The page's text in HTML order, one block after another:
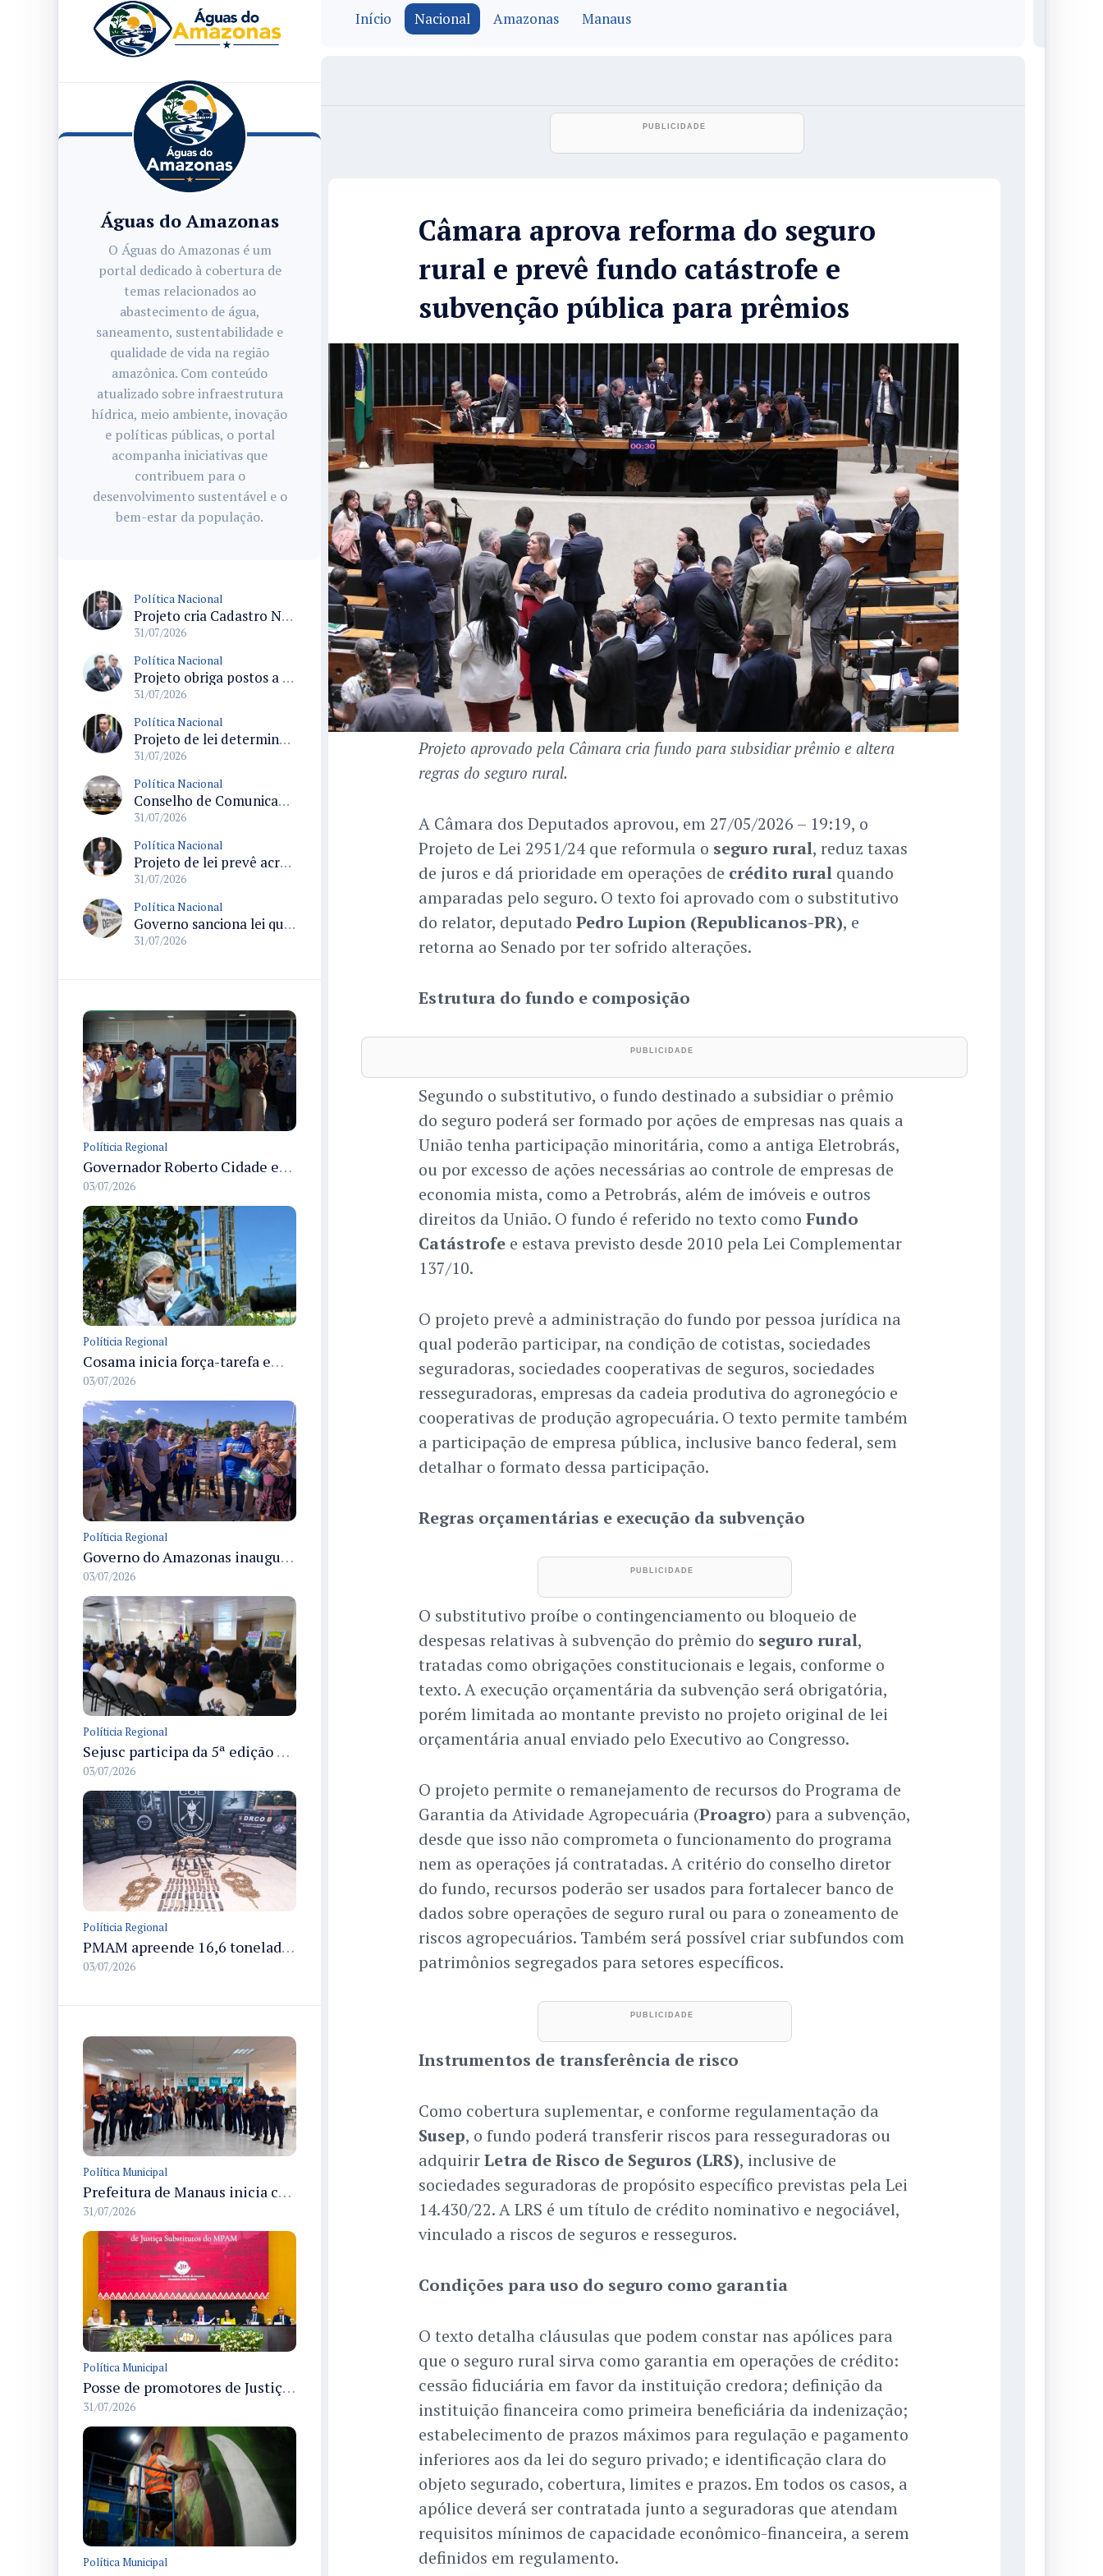
Águas do Amazonas
O Águas do Amazonas é um
portal dedicado à cobertura de
temas relacionados ao
abastecimento de água,
saneamento, sustentabilidade e
qualidade de vida na região
amazônica. Com conteúdo
atualizado sobre infraestrutura
hídrica, meio ambiente, inovação
e políticas públicas, o portal
acompanha iniciativas que
contribuem para o
desenvolvimento sustentável e o
bem-estar da população.
Política Nacional
Projeto cria Cadastro Nacional de Doenças Raras e regras para dispensação de medicamentos pelo SUS
31/07/2026
Política Nacional
Projeto obriga postos a detalhar a composição do preço dos combustíveis em documentos fiscais
31/07/2026
Política Nacional
Projeto de lei determina prioridade na investigação de crimes sexuais contra crianças e adolescentes com prazos máximos
31/07/2026
Política Nacional
Conselho de Comunicação Social realiza duas reuniões no Senado sobre marco legal da inteligência artificial e regulação de plataformas digitais
31/07/2026
Política Nacional
Projeto de lei prevê acréscimo de 10% na Bolsa-Atleta para quem comprovar matrícula e frequência escolar
31/07/2026
Política Nacional
Governo sanciona lei que destina parte da arrecadação de bets ao Funapol e amplia uso para saúde na Polícia Federal
31/07/2026
Políticia Regional
Governador Roberto Cidade entrega readequação do ambulatório da FCecon e amplia capacidade de atendimento oncológico em Manaus
03/07/2026
Políticia Regional
Cosama inicia força-tarefa em Anamã para fortalecer abastecimento de água e segurança hídrica da população
03/07/2026
Políticia Regional
Governo do Amazonas inaugura primeiro Castramóvel Fluvial para atendimento veterinário às comunidades ribeirinhas e castração gratuita
03/07/2026
Políticia Regional
Sejusc participa da 5ª edição do Caminhos Literários com foco na cultura hip-hop nas unidades socioeducativas
03/07/2026
Políticia Regional
PMAM apreende 16,6 toneladas de entorpecentes e registra aumento nas prisões em flagrante e nas capturas de foragidos no primeiro semestre de 2026
03/07/2026
Política Municipal
Prefeitura de Manaus inicia calendário técnico-operacional do SouManaus Passo a Paço 2026 com foco na logística
31/07/2026
Política Municipal
Posse de promotores de Justiça em Manaus nomeia cinco novos membros do MP-AM e marca a primeira mulher trans no cargo
31/07/2026
Política Municipal
Início Nacional Amazonas Manaus
Câmara aprova reforma do seguro
rural e prevê fundo catástrofe e
subvenção pública para prêmios
Projeto aprovado pela Câmara cria fundo para subsidiar prêmio e altera
regras do seguro rural.
A Câmara dos Deputados aprovou, em 27/05/2026 – 19:19, o
Projeto de Lei 2951/24 que reformula o seguro rural, reduz taxas
de juros e dá prioridade em operações de crédito ruralquando
amparadas pelo seguro. O texto foi aprovado com o substitutivo
do relator, deputado Pedro Lupion (Republicanos-PR), e
retorna ao Senado por ter sofrido alterações.
Estrutura do fundo e composição
Segundo o substitutivo, o fundo destinado a subsidiar o prêmio
do seguro poderá ser formado por ações de empresas nas quais a
União tenha participação minoritária, como a antiga Eletrobrás,
ou por excesso de ações necessárias ao controle de empresas de
economia mista, como a Petrobrás, além de imóveis e outros
direitos da União. O fundo é referido no texto como Fundo
Catástrofee estava previsto desde 2010 pela Lei Complementar
137/10.
O projeto prevê a administração do fundo por pessoa jurídica na
qual poderão participar, na condição de cotistas, sociedades
seguradoras, sociedades cooperativas de seguros, sociedades
resseguradoras, empresas da cadeia produtiva do agronegócio e
cooperativas de produção agropecuária. O texto permite também
a participação de empresa pública, inclusive banco federal, sem
detalhar o formato dessa participação.
Regras orçamentárias e execução da subvenção
O substitutivo proíbe o contingenciamento ou bloqueio de
despesas relativas à subvenção do prêmio do seguro rural,
tratadas como obrigações constitucionais e legais, conforme o
texto. A execução orçamentária da subvenção será obrigatória,
porém limitada ao montante previsto no projeto original de lei
orçamentária anual enviado pelo Executivo ao Congresso.
O projeto permite o remanejamento de recursos do Programa de
Garantia da Atividade Agropecuária (Proagro) para a subvenção,
desde que isso não comprometa o funcionamento do programa
nem as operações já contratadas. A critério do conselho diretor
do fundo, recursos poderão ser usados para fortalecer banco de
dados sobre operações de seguro rural ou para o zoneamento de
riscos agropecuários. Também será possível criar subfundos com
patrimônios segregados para setores específicos.
Instrumentos de transferência de risco
Como cobertura suplementar, e conforme regulamentação da
Susep, o fundo poderá transferir riscos para resseguradoras ou
adquirirLetra de Risco de Seguros (LRS), inclusive de
sociedades seguradoras de propósito específico previstas pela Lei
14.430/22. A LRS é um título de crédito nominativo e negociável,
vinculado a riscos de seguros e resseguros.
Condições para uso do seguro como garantia
O texto detalha cláusulas que podem constar nas apólices para
que o seguro rural sirva como garantia em operações de crédito:
cessão fiduciária em favor da instituição credora; definição da
instituição financeira como primeira beneficiária da indenização;
estabelecimento de prazos máximos para regulação e pagamento
inferiores aos da lei do seguro privado; e identificação clara do
objeto segurado, cobertura, limites e prazos. Em todos os casos, a
apólice deverá ser contratada junto a seguradoras que atendam
requisitos mínimos de capacidade econômico-financeira, a serem
definidos em regulamento.